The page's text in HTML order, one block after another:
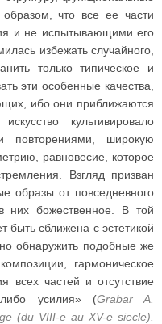
образом, что все ее части
и не испытывающими его
избежать случайного,
только типическое и
эти особенные качества,
ибо они приближаются
культивировало
повторениями, широкую
равновесие, которое
Взгляд призван
образы от повседневного
них божественное. В той
быть сближена с эстетикой
обнаружить подобные же
гармоническое
всех частей и отсутствие
либо усилия» (Grabar A.
(du VIII-e au XV-e siecle).